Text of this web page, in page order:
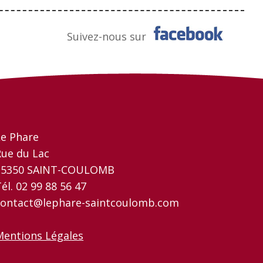
Suivez-nous sur
Phare
du Lac
SAINT-COULOMB
02 99 88 56 47
saintcoulomb.com
Légales